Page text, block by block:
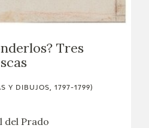
Tres
Y DIBUJOS, 1797-1799)
del Prado